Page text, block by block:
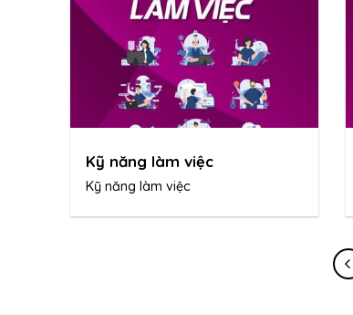
Kỹ năng làm việc
Kỹ năng làm việc